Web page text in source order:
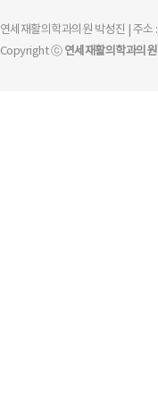
연세재활의학과의원 박성진 | 주
Copyright ⓒ 연세재활의학과의원